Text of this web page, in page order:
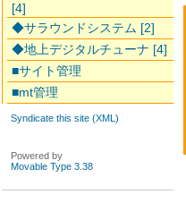
[4]
◆サラウンドシステム [2]
◆地上デジタルチューナ [4]
■サイト管理
■mt管理
Syndicate this site (XML)
Powered by
Movable Type 3.38